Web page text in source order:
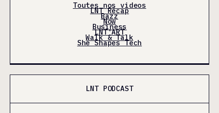
Toutes nos videos
LNT Récap
Bazz
Now
Business
LNT'ART
Walk & Talk
She Shapes Tech
LNT PODCAST